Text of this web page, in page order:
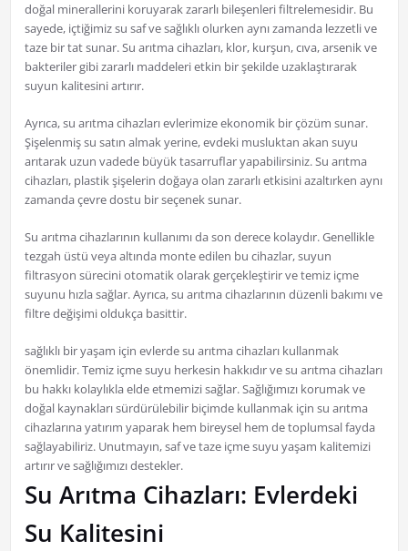
doğal minerallerini koruyarak zararlı bileşenleri filtrelemesidir. Bu
sayede, içtiğimiz su saf ve sağlıklı olurken aynı zamanda lezzetli ve
taze bir tat sunar. Su arıtma cihazları, klor, kurşun, cıva, arsenik ve
bakteriler gibi zararlı maddeleri etkin bir şekilde uzaklaştırarak
suyun kalitesini artırır.
Ayrıca, su arıtma cihazları evlerimize ekonomik bir çözüm sunar.
Şişelenmiş su satın almak yerine, evdeki musluktan akan suyu
arıtarak uzun vadede büyük tasarruflar yapabilirsiniz. Su arıtma
cihazları, plastik şişelerin doğaya olan zararlı etkisini azaltırken aynı
zamanda çevre dostu bir seçenek sunar.
Su arıtma cihazlarının kullanımı da son derece kolaydır. Genellikle
tezgah üstü veya altında monte edilen bu cihazlar, suyun
filtrasyon sürecini otomatik olarak gerçekleştirir ve temiz içme
suyunu hızla sağlar. Ayrıca, su arıtma cihazlarının düzenli bakımı ve
filtre değişimi oldukça basittir.
sağlıklı bir yaşam için evlerde su arıtma cihazları kullanmak
önemlidir. Temiz içme suyu herkesin hakkıdır ve su arıtma cihazları
bu hakkı kolaylıkla elde etmemizi sağlar. Sağlığımızı korumak ve
doğal kaynakları sürdürülebilir biçimde kullanmak için su arıtma
cihazlarına yatırım yaparak hem bireysel hem de toplumsal fayda
sağlayabiliriz. Unutmayın, saf ve taze içme suyu yaşam kalitemizi
artırır ve sağlığımızı destekler.
Su Arıtma Cihazları: Evlerdeki
Su Kalitesini